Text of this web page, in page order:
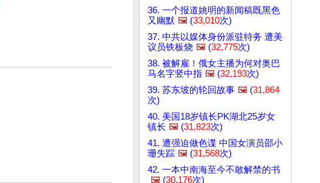
36. 一个报道姚明的新闻稿既黑色
又幽默 🖼️ (33,010次)
37. 中共以媒体身份派驻特务 遭美
议员铁板烧 🖼️ (32,775次)
38. 被解雇！俄女主播为何对奥巴
马名字竖中指 🖼️ (32,193次)
39. 苏东坡的轮回故事 🖼️ (31,864
次)
40. 美国18岁镇长PK湖北25岁女
镇长 🖼️ (31,823次)
41. 遭强迫做色谍 中国女演员邵小
珊失踪 🖼️ (31,568次)
42. 一本中南海至今不敢解禁的书
🖼️ (30,176次)